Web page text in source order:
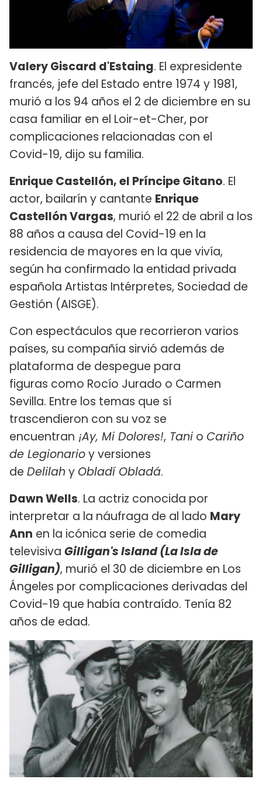
Valery Giscard d'Estaing. El expresidente
francés, jefe del Estado entre 1974 y 1981,
murió a los 94 años el 2 de diciembre en su
casa familiar en el Loir-et-Cher, por
complicaciones relacionadas con el
Covid-19, dijo su familia.
Enrique Castellón, el Príncipe Gitano. El
actor, bailarín y cantante Enrique
Castellón Vargas, murió el 22 de abril a los
88 años a causa del Covid-19 en la
residencia de mayores en la que vivía,
según ha confirmado la entidad privada
española Artistas Intérpretes, Sociedad de
Gestión (AISGE).
Con espectáculos que recorrieron varios
países, su compañía sirvió además de
plataforma de despegue para
figuras como Rocío Jurado o Carmen
Sevilla. Entre los temas que sí
trascendieron con su voz se
encuentran ¡Ay, Mi Dolores!, Tani o Cariño
de Legionarioy versiones
de Delilah y Obladí Obladá.
Dawn Wells. La actriz conocida por
interpretar a la náufraga de al lado Mary
Ann en la icónica serie de comedia
televisiva Gilligan's Island (La Isla de
Gilligan), murió el 30 de diciembre en Los
Ángeles por complicaciones derivadas del
Covid-19 que había contraído. Tenía 82
años de edad.